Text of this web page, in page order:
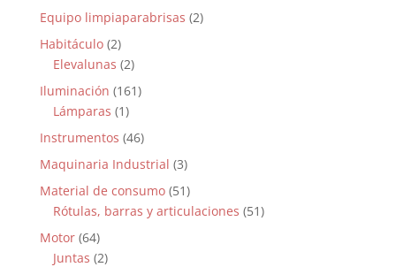
Equipo limpiaparabrisas (2)
Habitáculo (2)
Elevalunas (2)
Iluminación (161)
Lámparas (1)
Instrumentos (46)
Maquinaria Industrial (3)
Material de consumo (51)
Rótulas, barras y articulaciones (51)
Motor (64)
Juntas (2)